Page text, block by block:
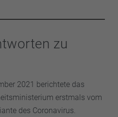
zu
2021 berichtete das
erstmals vom
des Coronavirus.